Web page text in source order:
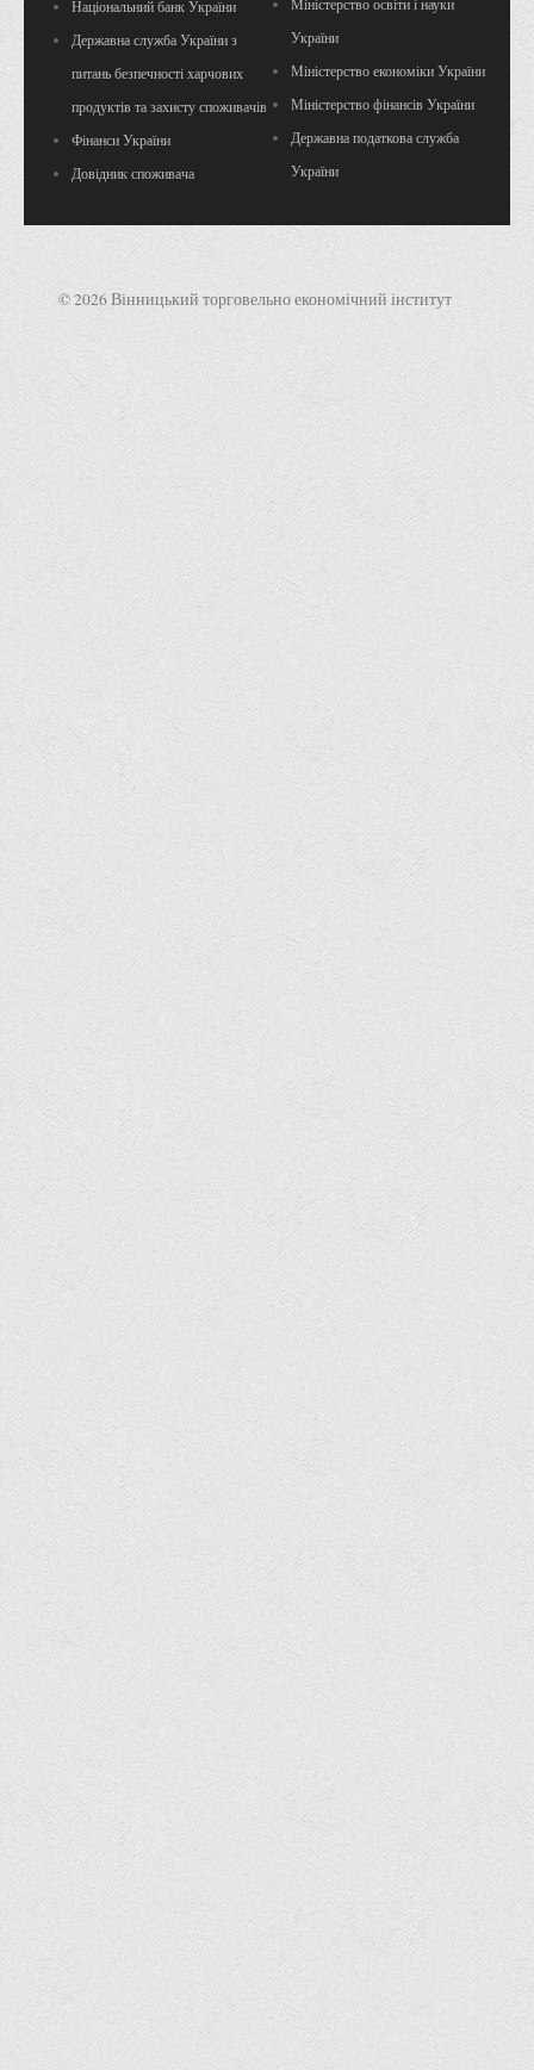
Національний банк України
Державна служба України з
питань безпечності харчових
продуктів та захисту споживачів
Фінанси України
Довідник споживача
України
Міністерство економіки України
Міністерство фінансів України
Державна податкова служба
України
© 2026 Вінницький торговельно економічний інститут